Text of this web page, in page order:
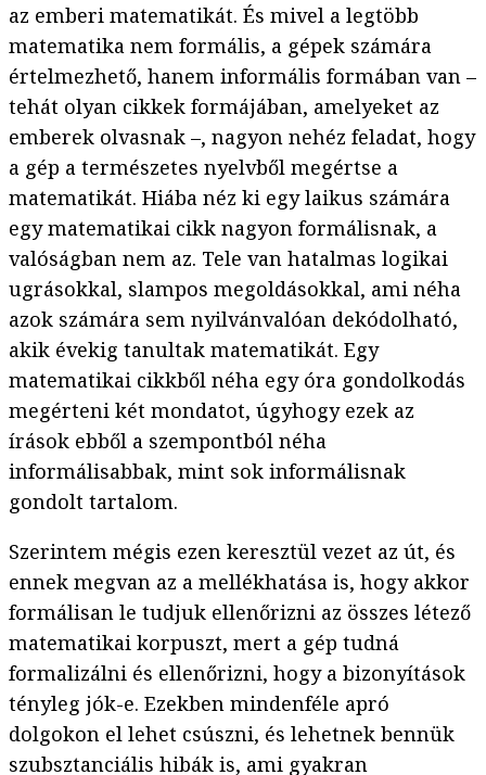
az emberi matematikát. És mivel a legtöbb
matematika nem formális, a gépek számára
értelmezhető, hanem informális formában van –
tehát olyan cikkek formájában, amelyeket az
emberek olvasnak –, nagyon nehéz feladat, hogy
a gép a természetes nyelvből megértse a
matematikát. Hiába néz ki egy laikus számára
egy matematikai cikk nagyon formálisnak, a
valóságban nem az. Tele van hatalmas logikai
ugrásokkal, slampos megoldásokkal, ami néha
azok számára sem nyilvánvalóan dekódolható,
akik évekig tanultak matematikát. Egy
matematikai cikkből néha egy óra gondolkodás
megérteni két mondatot, úgyhogy ezek az
írások ebből a szempontból néha
informálisabbak, mint sok informálisnak
gondolt tartalom.
Szerintem mégis ezen keresztül vezet az út, és
ennek megvan az a mellékhatása is, hogy akkor
formálisan le tudjuk ellenőrizni az összes létező
matematikai korpuszt, mert a gép tudná
formalizálni és ellenőrizni, hogy a bizonyítások
tényleg jók-e. Ezekben mindenféle apró
dolgokon el lehet csúszni, és lehetnek bennük
szubsztanciális hibák is, ami gyakran